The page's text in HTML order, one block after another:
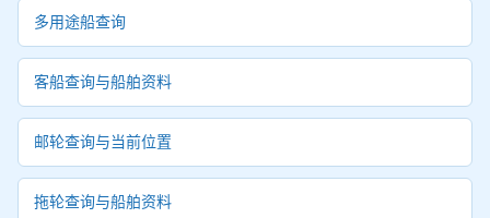
多用途船查询
客船查询与船舶资料
邮轮查询与当前位置
拖轮查询与船舶资料